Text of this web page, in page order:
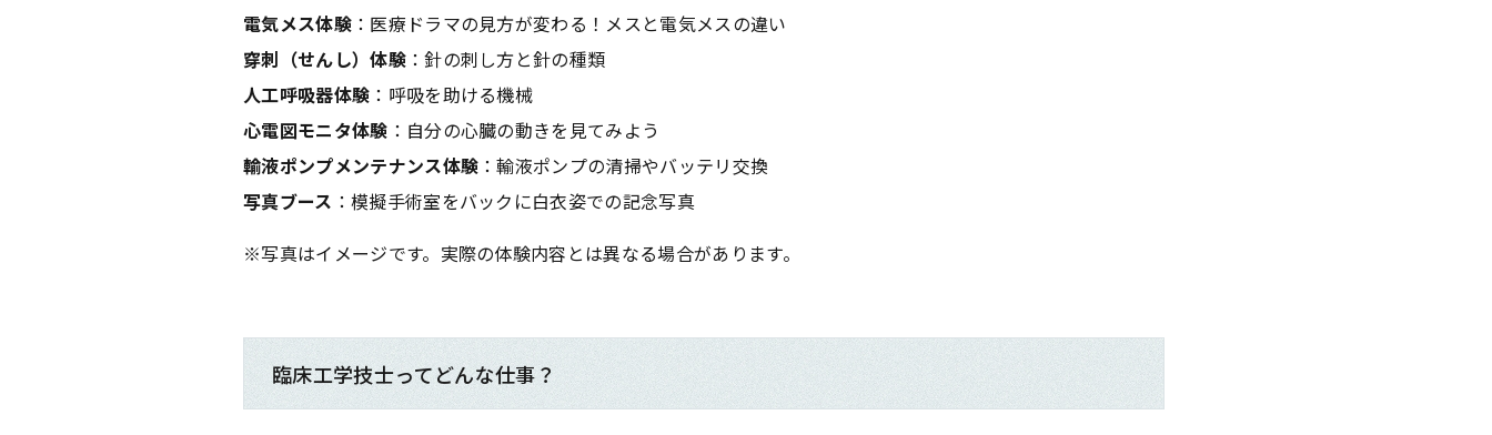
電気メス体験：医療ドラマの見方が変わる！メスと電気メスの違い
穿刺（せんし）体験：針の刺し方と針の種類
人工呼吸器体験 ：呼吸を助ける機械
心電図モニタ体験 ：自分の心臓の動きを見てみよう
輸液ポンプメンテナンス体験 ：輸液ポンプの清掃やバッテリ交換
写真ブース ：模擬手術室をバックに白衣姿での記念写真
※写真はイメージです。実際の体験内容とは異なる場合があります。
臨床工学技士ってどんな仕事？
東海医療科学
専門学校
東海歯科医療
CLOSE
東海医療科学
専門学校
東海歯科医療
CLOSE
東海医療科学
専門学校
東海歯科医療
CLOSE
東海医療科学
専門学校
東海歯科医療
CLOSE